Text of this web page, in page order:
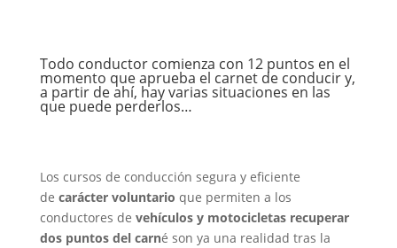
Todo conductor comienza con 12 puntos en el
momento que aprueba el carnet de conducir y,
a partir de ahí, hay varias situaciones en las
que puede perderlos…
Los cursos de conducción segura y eficiente
de carácter voluntario que permiten a los
conductores de vehículos y motocicletas recuperar
dos puntos del carné son ya una realidad tras la